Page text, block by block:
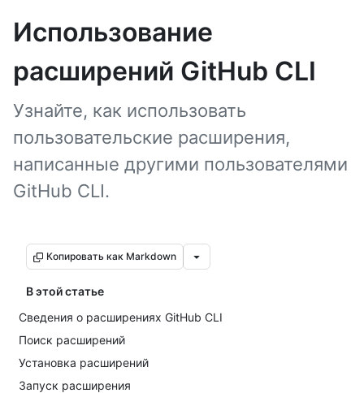
Использование
расширений GitHub CLI
Узнайте, как использовать
пользовательские расширения,
написанные другими пользователями
GitHub CLI.
Копировать как Markdown
В этой статье
Сведения о расширениях GitHub CLI
Поиск расширений
Установка расширений
Запуск расширения